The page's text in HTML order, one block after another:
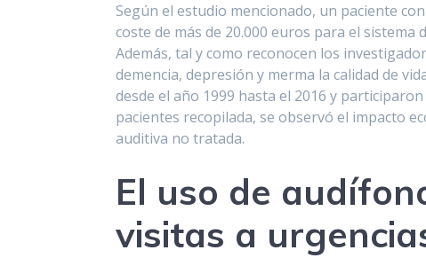
Según el estudio mencionado, un paciente
coste de más de 20.000 euros para el
Además, tal y como reconocen los
demencia, depresión y merma la calidad de
desde el año 1999 hasta el 2016 y
pacientes recopilada, se observó el impacto
auditiva no tratada.
El uso de
visitas a